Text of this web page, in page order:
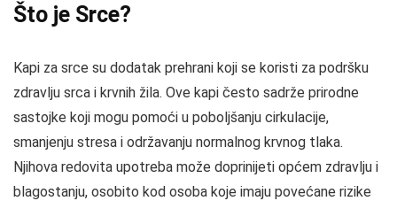
Što je Srce?
Kapi za srce su dodatak prehrani koji se koristi za podršku
zdravlju srca i krvnih žila. Ove kapi često sadrže prirodne
sastojke koji mogu pomoći u poboljšanju cirkulacije,
smanjenju stresa i održavanju normalnog krvnog tlaka.
Njihova redovita upotreba može doprinijeti općem zdravlju i
blagostanju, osobito kod osoba koje imaju povećane rizike